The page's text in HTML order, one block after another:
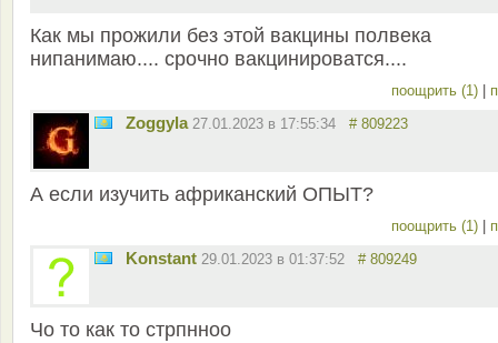
Как мы прожили без этой вакцины полвека
нипанимаю.... срочно вакцинироватся....
поощрить (1)
Zoggyla 27.01.2023 в 17:55:34 # 809223
А если изучить африканский ОПЫТ?
поощрить (1)
Konstant 29.01.2023 в 01:37:52 # 809249
Чо то как то стрпнноо